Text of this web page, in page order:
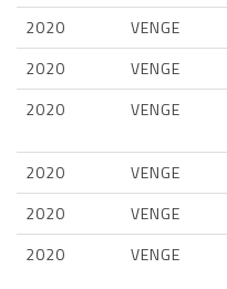
2020 VENGE
2020
VENGE
2020
VENGE
2020
VENGE
2020
VENGE
2020
VENGE